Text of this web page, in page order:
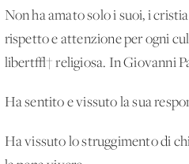
Non ha amato solo i suoi, i
rispetto e attenzione per ogni
libert√† religiosa. In Giovanni
Ha sentito e vissuto la sua
Ha vissuto lo struggimento di